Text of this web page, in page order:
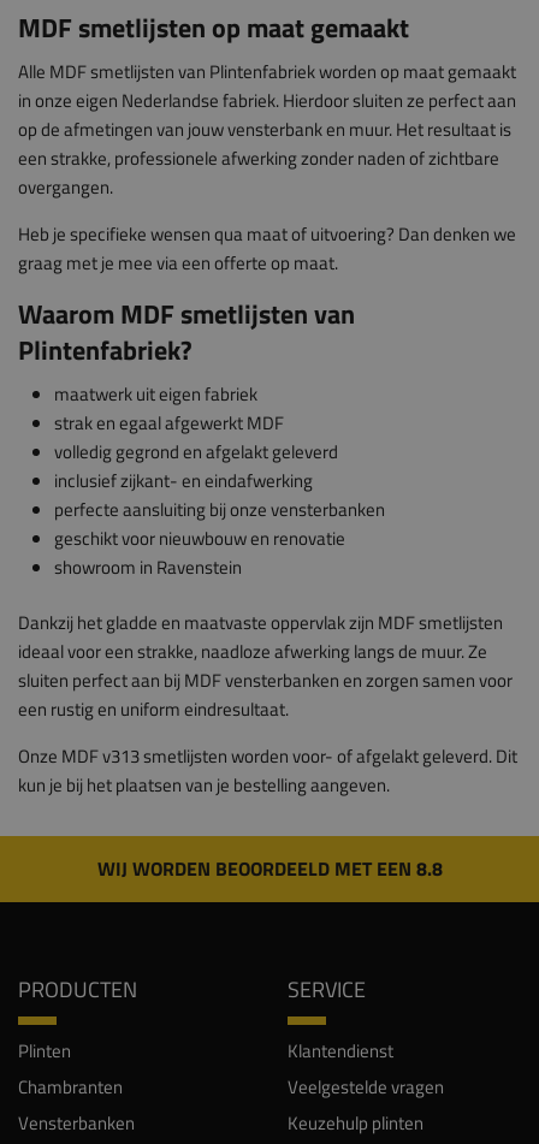
MDF smetlijsten op maat gemaakt
Alle MDF smetlijsten van Plintenfabriek worden op maat gemaakt
in onze eigen Nederlandse fabriek. Hierdoor sluiten ze perfect aan
op de afmetingen van jouw vensterbank en muur. Het resultaat is
een strakke, professionele afwerking zonder naden of zichtbare
overgangen.
Heb je specifieke wensen qua maat of uitvoering? Dan denken we
graag met je mee via een offerte op maat.
Waarom MDF smetlijsten van
Plintenfabriek?
maatwerk uit eigen fabriek
strak en egaal afgewerkt MDF
volledig gegrond en afgelakt geleverd
inclusief zijkant- en eindafwerking
perfecte aansluiting bij onze vensterbanken
geschikt voor nieuwbouw en renovatie
showroom in Ravenstein
Dankzij het gladde en maatvaste oppervlak zijn MDF smetlijsten
ideaal voor een strakke, naadloze afwerking langs de muur. Ze
sluiten perfect aan bij MDF vensterbanken en zorgen samen voor
een rustig en uniform eindresultaat.
Onze MDF v313 smetlijsten worden voor- of afgelakt geleverd. Dit
kun je bij het plaatsen van je bestelling aangeven.
WIJ WORDEN BEOORDEELD MET EEN 8.8
PRODUCTEN
Plinten
Chambranten
Vensterbanken
SERVICE
Klantendienst
Veelgestelde vragen
Keuzehulp plinten